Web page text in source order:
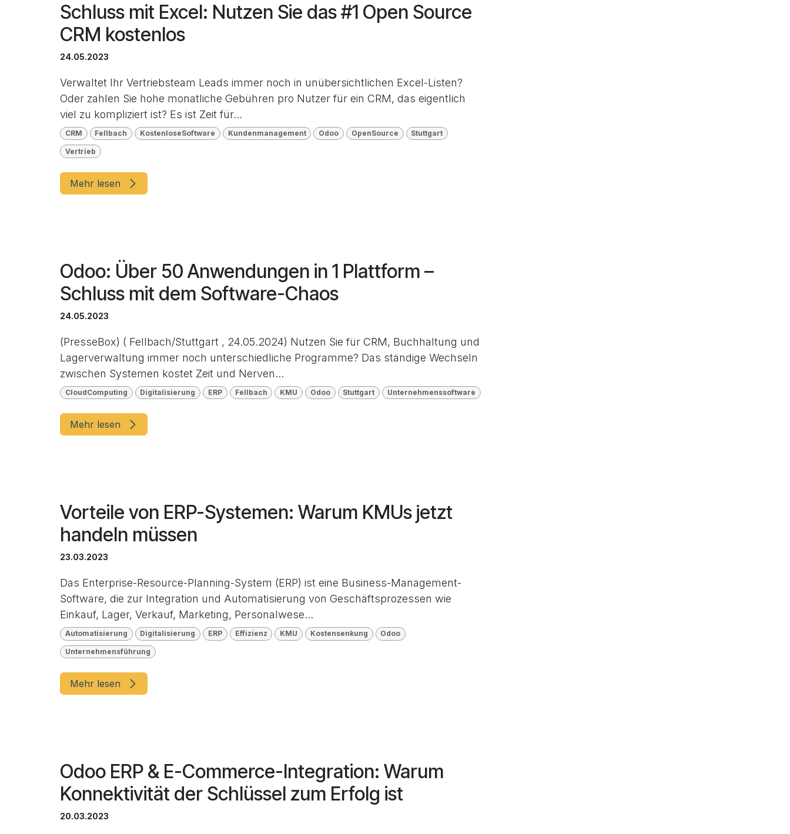
Schluss mit Excel: Nutzen Sie das #1 Open Source
CRM kostenlos
24.05.2023
Verwaltet Ihr Vertriebsteam Leads immer noch in unübersichtlichen Excel-Listen?
Oder zahlen Sie hohe monatliche Gebühren pro Nutzer für ein CRM, das eigentlich
viel zu kompliziert ist? Es ist Zeit für...
CRM Fellbach KostenloseSoftware Kundenmanagement Odoo OpenSource Stuttgart
Vertrieb
Mehr lesen
Odoo: Über 50 Anwendungen in 1 Plattform –
Schluss mit dem Software-Chaos
24.05.2023
(PresseBox) ( Fellbach/Stuttgart , 24.05.2024) Nutzen Sie für CRM, Buchhaltung und
Lagerverwaltung immer noch unterschiedliche Programme? Das ständige Wechseln
zwischen Systemen kostet Zeit und Nerven...
CloudComputing Digitalisierung ERP Fellbach KMU Odoo Stuttgart Unternehmenssoftware
Mehr lesen
Vorteile von ERP-Systemen: Warum KMUs jetzt
handeln müssen
23.03.2023
Das Enterprise-Resource-Planning-System (ERP) ist eine Business-Management-
Software, die zur Integration und Automatisierung von Geschäftsprozessen wie
Einkauf, Lager, Verkauf, Marketing, Personalwese...
Automatisierung Digitalisierung ERP Effizienz KMU Kostensenkung Odoo
Unternehmensführung
Mehr lesen
Odoo ERP & E-Commerce-Integration: Warum
Konnektivität der Schlüssel zum Erfolg ist
20.03.2023